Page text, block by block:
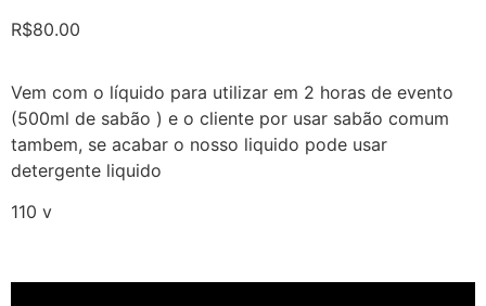
R$80.00
Vem com o líquido para utilizar em 2 horas de evento
(500ml de sabão ) e o cliente por usar sabão comum
tambem, se acabar o nosso liquido pode usar
detergente liquido
110 v